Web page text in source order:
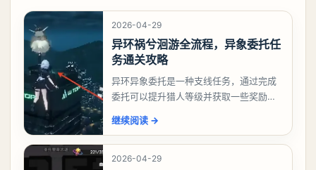
2026-04-29
异环祸兮洄游全流程，异象委托任
务通关攻略
异环异象委托是一种支线任务，通过完成
委托可以提升猎人等级并获取一些奖励，
么做，下面就来告诉大家。异环异象委托
祸兮洄游任务攻略
继续阅读 →
2026-04-29